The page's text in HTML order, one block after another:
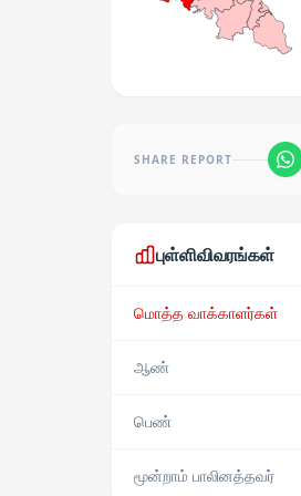
SHARE REPORT
புள்ளிவிவரங்கள்
மொத்த வாக்காளர்கள்
ஆண்
பெண்
மூன்றாம் பாலினத்தவர்